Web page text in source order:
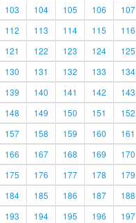
103 104 105 106 107
112 113 114 115 116
121 122 123 124 125
130 131 132 133 134
139 140 141 142 143
148 149 150 151 152
157 158 159 160 161
166 167 168 169 170
175 176 177 178 179
184 185 186 187 188
193 194 195 196 197